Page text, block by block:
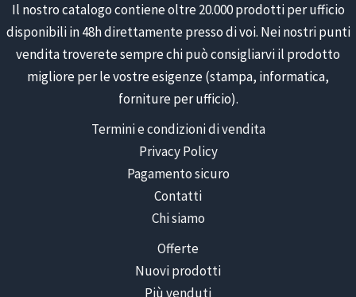
Il nostro catalogo contiene oltre 20.000 prodotti per ufficio
disponibili in 48h direttamente presso di voi. Nei nostri punti
vendita troverete sempre chi può consigliarvi il prodotto
migliore per le vostre esigenze (stampa, informatica,
forniture per ufficio).
Termini e condizioni di vendita
Privacy Policy
Pagamento sicuro
Contatti
Chi siamo
Offerte
Nuovi prodotti
Più venduti